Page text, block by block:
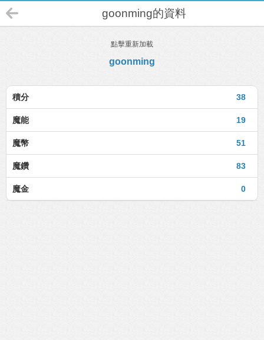
goonming的資料
點擊重新加載
goonming
38
積分
19
魔能
51
魔幣
83
魔鑽
0
魔金